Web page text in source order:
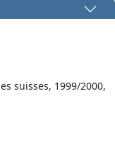
suisses, 1999/2000,